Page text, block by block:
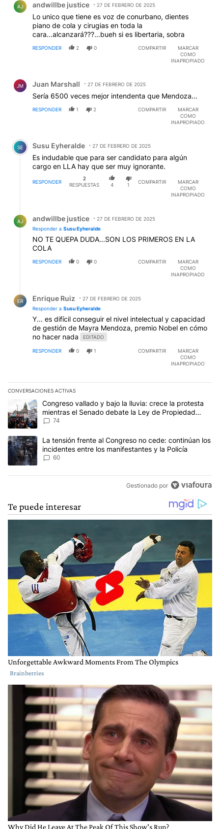
AJ andwillbe justice 27 DE FEBRERO DE 2025
Lo unico que tiene es voz de conurbano, dientes
piano de cola y cirugias en toda la
cara...alcanzará???...bueh si es libertaria, sobra
RESPONDER 2 0 COMPARTIR
MARCAR
COMO
INAPROPIADO
JM Juan Marshall 27 DE FEBRERO DE 2025
Sería 6500 veces mejor intendenta que Mendoza...
RESPONDER 1 2 COMPARTIR
MARCAR
COMO
INAPROPIADO
Comentario de Susu Eyheralde.
SE Susu Eyheralde 27 DE FEBRERO DE 2025
Es indudable que para ser candidato para algún
cargo en LLA hay que ser muy ignorante.
RESPONDER
2
RESPUESTAS
4 1
COMPARTIR
MARCAR
COMO
INAPROPIADO
AJ andwillbe justice
27 DE FEBRERO DE 2025
Responder a Susu Eyheralde
NO TE QUEPA DUDA...SON LOS PRIMEROS EN LA
COLA
RESPONDER 0 0 COMPARTIR
MARCAR
COMO
INAPROPIADO
ER Enrique Ruiz
27 DE FEBRERO DE 2025
Responder a Susu Eyheralde
Y... es difícil conseguir el nivel intelectual y capacidad
de gestión de Mayra Mendoza, premio Nobel en cómo
no hacer nada
EDITADO
RESPONDER 0 1 COMPARTIR
MARCAR
COMO
INAPROPIADO
CONVERSACIONES ACTIVAS
Este listado muestra los artículos con más comentarios en los
Un artículo de tendencia con el título "Congreso vallado y bajo
Congreso vallado y bajo la lluvia: crece la protesta
mientras el Senado debate la Ley de Propiedad
Privada
74
Un artículo de tendencia con el título "La tensión frente al
La tensión frente al Congreso no cede: continúan los
incidentes entre los manifestantes y la Policía
60
Gestionado por